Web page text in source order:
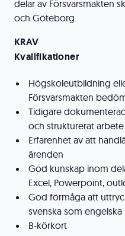
delar av Försvarsmakten
och Göteborg.
KRAV
Kvalifikationer
Högskoleutbildning
Försvarsmakten
Tidigare
och strukturerat arbete
Erfarenhet av att
ärenden
God kunskap inom
Excel, Powerpoint,
God förmåga att
svenska som engelska
B-körkort